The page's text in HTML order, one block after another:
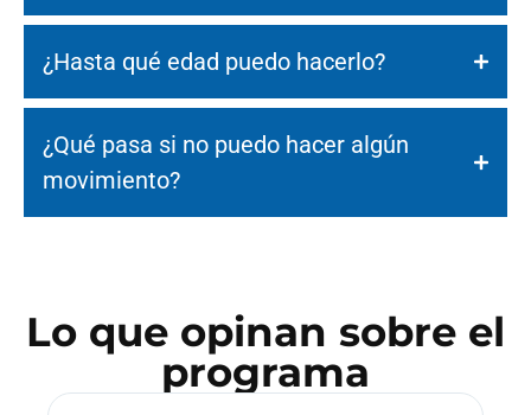
¿Hasta qué edad puedo hacerlo?
¿Qué pasa si no puedo hacer algún
movimiento?
Lo que opinan sobre el
programa